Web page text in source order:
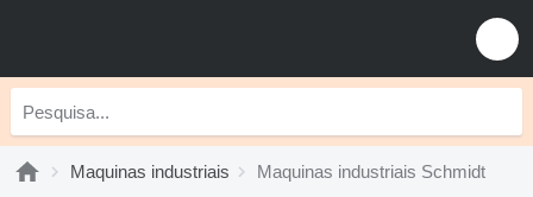
Maquinas industriais Maquinas industriais Schmidt